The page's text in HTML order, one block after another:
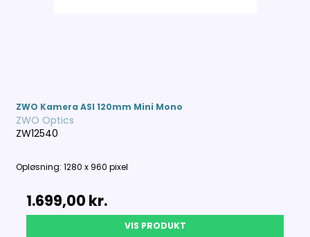
ZWO Kamera ASI 120mm Mini Mono
ZWO Optics
ZW12540
Opløsning: 1280 x 960 pixel
1.699,00 kr.
VIS PRODUKT